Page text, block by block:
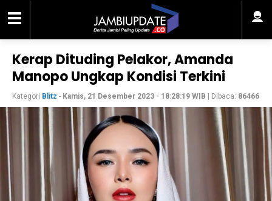
Kerap Dituding Pelakor, Amanda
Manopo Ungkap Kondisi Terkini
Kategori Blitz - Kamis, 21 Desember 2023 - 18:28:19 WIB | Dibaca: 86466